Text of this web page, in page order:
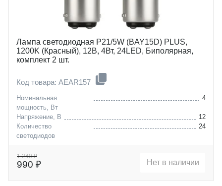
Лампа светодиодная P21/5W (BAY15D) PLUS,
1200K (Красный), 12В, 4Вт, 24LED, Биполярная,
комплект 2 шт.
Код товара: AEAR157
Номинальная
мощность, Вт
4
Напряжение, В
12
Количество
светодиодов
24
1 240 ₽
990 ₽ Нет в наличии